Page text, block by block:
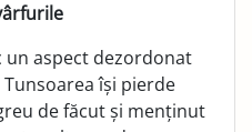
un aspect dezordonat
își pierde
de făcut și menținut